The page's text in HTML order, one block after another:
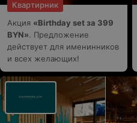
Квартирник
Акция «Birthday set за 399
BYN». Предложение
действует для именинников
и всех желающих!